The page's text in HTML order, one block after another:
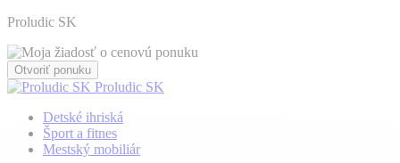
Proludic SK
Otvoriť ponuku
Proludic SK
Detské ihriská
Šport a fitnes
Mestský mobiliár